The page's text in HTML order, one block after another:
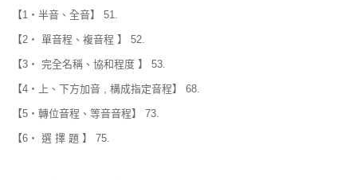
【1‧半音、全音】 51.
【2‧ 單音程、複音程 】 52.
【3‧ 完全名稱、協和程度 】 53.
【4‧上、下方加音 , 構成指定音程】 68.
【5‧轉位音程、等音音程】 73.
【6‧ 選 擇 題 】 75.